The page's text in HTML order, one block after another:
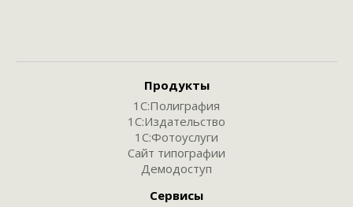
Продукты
1С:Полиграфия
1С:Издательство
1С:Фотоуслуги
Сайт типографии
Демодоступ
Сервисы